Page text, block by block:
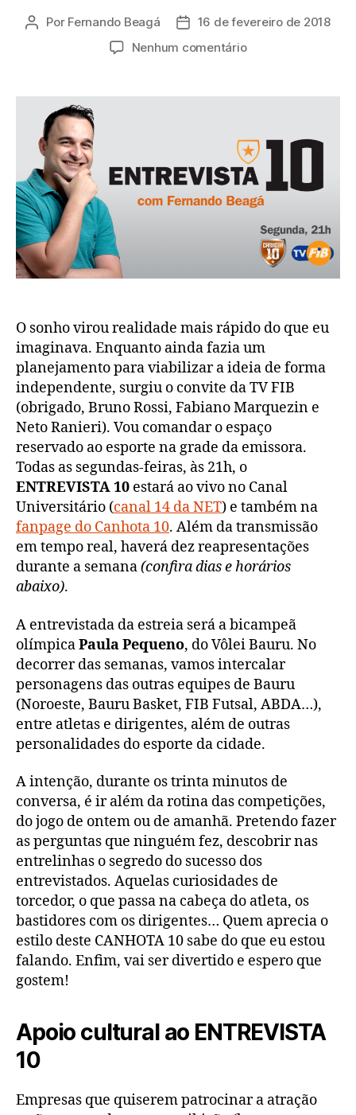
Autor
Por Fernando Beagá
Data16 de fevereiro de 2018
Nenhum comentárioem
segunda,
Entrevista
10!
O sonho virou realidade mais rápido do que eu
imaginava. Enquanto ainda fazia um
planejamento para viabilizar a ideia de forma
independente, surgiu o convite da TV FIB
(obrigado, Bruno Rossi, Fabiano Marquezin e
Neto Ranieri). Vou comandar o espaço
reservado ao esporte na grade da emissora.
Todas as segundas-feiras, às 21h, o
ENTREVISTA 10 estará ao vivo no Canal
Universitário (canal 14 da NET) e também na
fanpage do Canhota 10. Além da transmissão
em tempo real, haverá dez reapresentações
durante a semana(confira dias e horários
abaixo).
A entrevistada da estreia será a bicampeã
olímpicaPaula Pequeno, do Vôlei Bauru. No
decorrer das semanas, vamos intercalar
personagens das outras equipes de Bauru
(Noroeste, Bauru Basket, FIB Futsal, ABDA…),
entre atletas e dirigentes, além de outras
personalidades do esporte da cidade.
A intenção, durante os trinta minutos de
conversa, é ir além da rotina das competições,
do jogo de ontem ou de amanhã. Pretendo fazer
as perguntas que ninguém fez, descobrir nas
entrelinhas o segredo do sucesso dos
entrevistados. Aquelas curiosidades de
torcedor, o que passa na cabeça do atleta, os
bastidores com os dirigentes… Quem aprecia o
estilo deste CANHOTA 10 sabe do que eu estou
falando. Enfim, vai ser divertido e espero que
gostem!
Apoio cultural ao ENTREVISTA
10
Empresas que quiserem patrocinar a atração